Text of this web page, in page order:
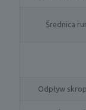
Średnica
Odpływ